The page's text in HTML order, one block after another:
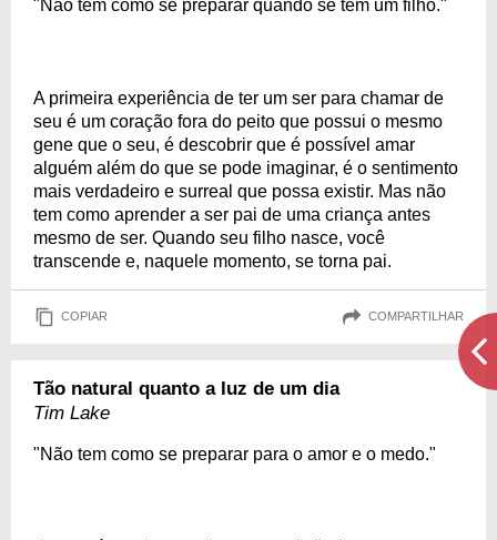
"Não tem como se preparar quando se tem um filho."
A primeira experiência de ter um ser para chamar de
seu é um coração fora do peito que possui o mesmo
gene que o seu, é descobrir que é possível amar
alguém além do que se pode imaginar, é o sentimento
mais verdadeiro e surreal que possa existir. Mas não
tem como aprender a ser pai de uma criança antes
mesmo de ser. Quando seu filho nasce, você
transcende e, naquele momento, se torna pai.
COPIAR COMPARTILHAR
Tão natural quanto a luz de um dia
Tim Lake
"Não tem como se preparar para o amor e o medo."